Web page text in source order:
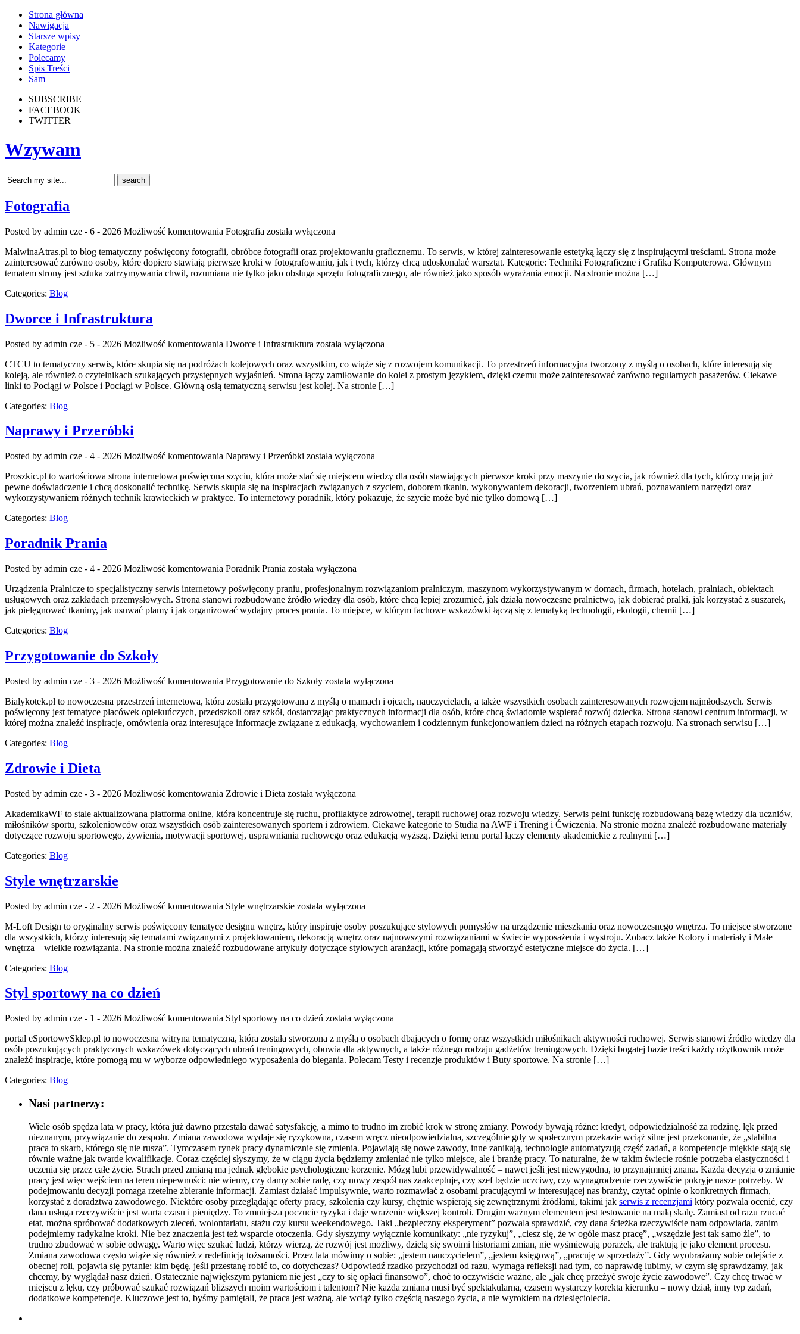
Strona główna
Nawigacja
Starsze wpisy
Kategorie
Polecamy
Spis Treści
Sam
SUBSCRIBE
FACEBOOK
TWITTER
Wzywam
Fotografia
Posted by admin cze - 6 - 2026 Możliwość komentowania Fotografia została wyłączona
MalwinaAtras.pl to blog tematyczny poświęcony fotografii, obróbce fotografii oraz projektowaniu graficznemu. To serwis, w której zainteresowanie estetyką łączy się z inspirującymi treściami. Strona może
zainteresować zarówno osoby, które dopiero stawiają pierwsze kroki w fotografowaniu, jak i tych, którzy chcą udoskonalać warsztat. Kategorie: Techniki Fotograficzne i Grafika Komputerowa. Głównym
tematem strony jest sztuka zatrzymywania chwil, rozumiana nie tylko jako obsługa sprzętu fotograficznego, ale również jako sposób wyrażania emocji. Na stronie można […]
Categories: Blog
Dworce i Infrastruktura
Posted by admin cze - 5 - 2026 Możliwość komentowania Dworce i Infrastruktura została wyłączona
CTCU to tematyczny serwis, które skupia się na podróżach kolejowych oraz wszystkim, co wiąże się z rozwojem komunikacji. To przestrzeń informacyjna tworzony z myślą o osobach, które interesują się
koleją, ale również o czytelnikach szukających przystępnych wyjaśnień. Strona łączy zamiłowanie do kolei z prostym językiem, dzięki czemu może zainteresować zarówno regularnych pasażerów. Ciekawe
linki to Pociągi w Polsce i Pociągi w Polsce. Główną osią tematyczną serwisu jest kolej. Na stronie […]
Categories: Blog
Naprawy i Przeróbki
Posted by admin cze - 4 - 2026 Możliwość komentowania Naprawy i Przeróbki została wyłączona
Proszkic.pl to wartościowa strona internetowa poświęcona szyciu, która może stać się miejscem wiedzy dla osób stawiających pierwsze kroki przy maszynie do szycia, jak również dla tych, którzy mają już
pewne doświadczenie i chcą doskonalić technikę. Serwis skupia się na inspiracjach związanych z szyciem, doborem tkanin, wykonywaniem dekoracji, tworzeniem ubrań, poznawaniem narzędzi oraz
wykorzystywaniem różnych technik krawieckich w praktyce. To internetowy poradnik, który pokazuje, że szycie może być nie tylko domową […]
Categories: Blog
Poradnik Prania
Posted by admin cze - 4 - 2026 Możliwość komentowania Poradnik Prania została wyłączona
Urządzenia Pralnicze to specjalistyczny serwis internetowy poświęcony praniu, profesjonalnym rozwiązaniom pralniczym, maszynom wykorzystywanym w domach, firmach, hotelach, pralniach, obiektach
usługowych oraz zakładach przemysłowych. Strona stanowi rozbudowane źródło wiedzy dla osób, które chcą lepiej zrozumieć, jak działa nowoczesne pralnictwo, jak dobierać pralki, jak korzystać z suszarek,
jak pielęgnować tkaniny, jak usuwać plamy i jak organizować wydajny proces prania. To miejsce, w którym fachowe wskazówki łączą się z tematyką technologii, ekologii, chemii […]
Categories: Blog
Przygotowanie do Szkoły
Posted by admin cze - 3 - 2026 Możliwość komentowania Przygotowanie do Szkoły została wyłączona
Bialykotek.pl to nowoczesna przestrzeń internetowa, która została przygotowana z myślą o mamach i ojcach, nauczycielach, a także wszystkich osobach zainteresowanych rozwojem najmłodszych. Serwis
poświęcony jest tematyce placówek opiekuńczych, przedszkoli oraz szkół, dostarczając praktycznych informacji dla osób, które chcą świadomie wspierać rozwój dziecka. Strona stanowi centrum informacji, w
której można znaleźć inspiracje, omówienia oraz interesujące informacje związane z edukacją, wychowaniem i codziennym funkcjonowaniem dzieci na różnych etapach rozwoju. Na stronach serwisu […]
Categories: Blog
Zdrowie i Dieta
Posted by admin cze - 3 - 2026 Możliwość komentowania Zdrowie i Dieta została wyłączona
AkademikaWF to stale aktualizowana platforma online, która koncentruje się ruchu, profilaktyce zdrowotnej, terapii ruchowej oraz rozwoju wiedzy. Serwis pełni funkcję rozbudowaną bazę wiedzy dla uczniów,
miłośników sportu, szkoleniowców oraz wszystkich osób zainteresowanych sportem i zdrowiem. Ciekawe kategorie to Studia na AWF i Trening i Ćwiczenia. Na stronie można znaleźć rozbudowane materiały
dotyczące rozwoju sportowego, żywienia, motywacji sportowej, usprawniania ruchowego oraz edukacją wyższą. Dzięki temu portal łączy elementy akademickie z realnymi […]
Categories: Blog
Style wnętrzarskie
Posted by admin cze - 2 - 2026 Możliwość komentowania Style wnętrzarskie została wyłączona
M-Loft Design to oryginalny serwis poświęcony tematyce designu wnętrz, który inspiruje osoby poszukujące stylowych pomysłów na urządzenie mieszkania oraz nowoczesnego wnętrza. To miejsce stworzone
dla wszystkich, którzy interesują się tematami związanymi z projektowaniem, dekoracją wnętrz oraz najnowszymi rozwiązaniami w świecie wyposażenia i wystroju. Zobacz także Kolory i materiały i Małe
wnętrza – wielkie rozwiązania. Na stronie można znaleźć rozbudowane artykuły dotyczące stylowych aranżacji, które pomagają stworzyć estetyczne miejsce do życia. […]
Categories: Blog
Styl sportowy na co dzień
Posted by admin cze - 1 - 2026 Możliwość komentowania Styl sportowy na co dzień została wyłączona
portal eSportowySklep.pl to nowoczesna witryna tematyczna, która została stworzona z myślą o osobach dbających o formę oraz wszystkich miłośnikach aktywności ruchowej. Serwis stanowi źródło wiedzy dla
osób poszukujących praktycznych wskazówek dotyczących ubrań treningowych, obuwia dla aktywnych, a także różnego rodzaju gadżetów treningowych. Dzięki bogatej bazie treści każdy użytkownik może
znaleźć inspiracje, które pomogą mu w wyborze odpowiedniego wyposażenia do biegania. Polecam Testy i recenzje produktów i Buty sportowe. Na stronie […]
Categories: Blog
Nasi partnerzy:
Wiele osób spędza lata w pracy, która już dawno przestała dawać satysfakcję, a mimo to trudno im zrobić krok w stronę zmiany. Powody bywają różne: kredyt, odpowiedzialność za rodzinę, lęk przed
nieznanym, przywiązanie do zespołu. Zmiana zawodowa wydaje się ryzykowna, czasem wręcz nieodpowiedzialna, szczególnie gdy w społecznym przekazie wciąż silne jest przekonanie, że „stabilna
praca to skarb, którego się nie rusza”. Tymczasem rynek pracy dynamicznie się zmienia. Pojawiają się nowe zawody, inne zanikają, technologie automatyzują część zadań, a kompetencje miękkie stają się
równie ważne jak twarde kwalifikacje. Coraz częściej słyszymy, że w ciągu życia będziemy zmieniać nie tylko miejsce, ale i branżę pracy. To naturalne, że w takim świecie rośnie potrzeba elastyczności i
uczenia się przez całe życie. Strach przed zmianą ma jednak głębokie psychologiczne korzenie. Mózg lubi przewidywalność – nawet jeśli jest niewygodna, to przynajmniej znana. Każda decyzja o zmianie
pracy jest więc wejściem na teren niepewności: nie wiemy, czy damy sobie radę, czy nowy zespół nas zaakceptuje, czy szef będzie uczciwy, czy wynagrodzenie rzeczywiście pokryje nasze potrzeby. W
podejmowaniu decyzji pomaga rzetelne zbieranie informacji. Zamiast działać impulsywnie, warto rozmawiać z osobami pracującymi w interesującej nas branży, czytać opinie o konkretnych firmach,
korzystać z doradztwa zawodowego. Niektóre osoby przeglądając oferty pracy, szkolenia czy kursy, chętnie wspierają się zewnętrznymi źródłami, takimi jak serwis z recenzjami który pozwala ocenić, czy
dana usługa rzeczywiście jest warta czasu i pieniędzy. To zmniejsza poczucie ryzyka i daje wrażenie większej kontroli. Drugim ważnym elementem jest testowanie na małą skalę. Zamiast od razu rzucać
etat, można spróbować dodatkowych zleceń, wolontariatu, stażu czy kursu weekendowego. Taki „bezpieczny eksperyment” pozwala sprawdzić, czy dana ścieżka rzeczywiście nam odpowiada, zanim
podejmiemy radykalne kroki. Nie bez znaczenia jest też wsparcie otoczenia. Gdy słyszymy wyłącznie komunikaty: „nie ryzykuj”, „ciesz się, że w ogóle masz pracę”, „wszędzie jest tak samo źle”, to
trudno zbudować w sobie odwagę. Warto więc szukać ludzi, którzy wierzą, że rozwój jest możliwy, dzielą się swoimi historiami zmian, nie wyśmiewają porażek, ale traktują je jako element procesu.
Zmiana zawodowa często wiąże się również z redefinicją tożsamości. Przez lata mówimy o sobie: „jestem nauczycielem”, „jestem księgową”, „pracuję w sprzedaży”. Gdy wyobrażamy sobie odejście z
obecnej roli, pojawia się pytanie: kim będę, jeśli przestanę robić to, co dotychczas? Odpowiedź rzadko przychodzi od razu, wymaga refleksji nad tym, co naprawdę lubimy, w czym się sprawdzamy, jak
chcemy, by wyglądał nasz dzień. Ostatecznie największym pytaniem nie jest „czy to się opłaci finansowo”, choć to oczywiście ważne, ale „jak chcę przeżyć swoje życie zawodowe”. Czy chcę trwać w
miejscu z lęku, czy próbować szukać rozwiązań bliższych moim wartościom i talentom? Nie każda zmiana musi być spektakularna, czasem wystarczy korekta kierunku – nowy dział, inny typ zadań,
dodatkowe kompetencje. Kluczowe jest to, byśmy pamiętali, że praca jest ważną, ale wciąż tylko częścią naszego życia, a nie wyrokiem na dziesięciolecia.